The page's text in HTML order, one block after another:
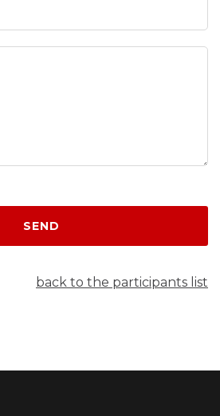
SEND
back to the participants list